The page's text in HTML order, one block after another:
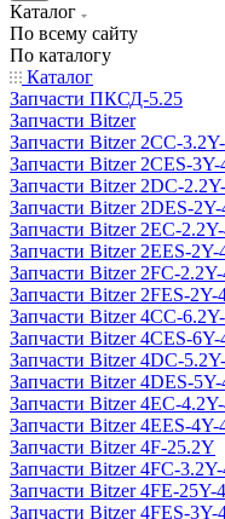
Каталог
По всему сайту
По каталогу
Каталог
Запчасти ПКСД-5.25
Запчасти Bitzer
Запчасти Bitzer 2CC-
Запчасти Bitzer 2CES-
Запчасти Bitzer 2DC-
Запчасти Bitzer 2DES-
Запчасти Bitzer 2EC-
Запчасти Bitzer 2EES-2Y-
Запчасти Bitzer 2FC-
Запчасти Bitzer 2FES-2Y-
Запчасти Bitzer 4CC-
Запчасти Bitzer 4CES-
Запчасти Bitzer 4DC-
Запчасти Bitzer 4DES-
Запчасти Bitzer 4EC-
Запчасти Bitzer 4EES-4Y-
Запчасти Bitzer 4F-25.2Y
Запчасти Bitzer 4FC-
Запчасти Bitzer 4FE-25Y-
Запчасти Bitzer 4FES-3Y-